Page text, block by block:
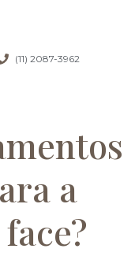
(11) 2087-3962
a